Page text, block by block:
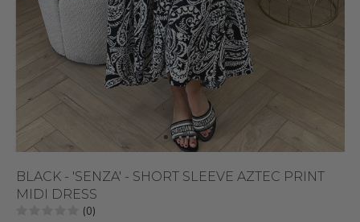
BLACK - 'SENZA' - SHORT SLEEVE AZTEC PRINT
MIDI DRESS
(0)